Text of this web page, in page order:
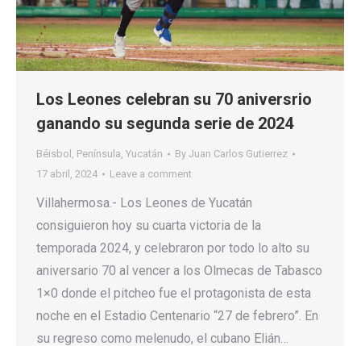
Los Leones celebran su 70 aniversrio
ganando su segunda serie de 2024
Béisbol , Península, Yucatán By Juan Carlos Gutierrez
17 abril, 2024
Leave a comment
Villahermosa.- Los Leones de Yucatán
consiguieron hoy su cuarta victoria de la
temporada 2024, y celebraron por todo lo alto su
aniversario 70 al vencer a los Olmecas de Tabasco
1×0 donde el pitcheo fue el protagonista de esta
noche en el Estadio Centenario “27 de febrero”. En
su regreso como melenudo, el cubano Elián…